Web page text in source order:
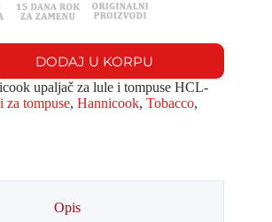
DODAJ U KORPU
upaljač za lule i tompuse HCL-
za tompuse, Hannicook, Tobacco,
Opis